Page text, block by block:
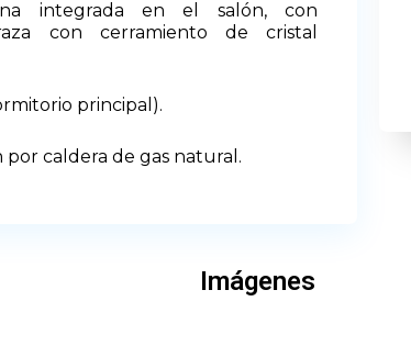
integrada en el salón, con
con cerramiento de cristal
principal).
caldera de gas natural.
Imágenes